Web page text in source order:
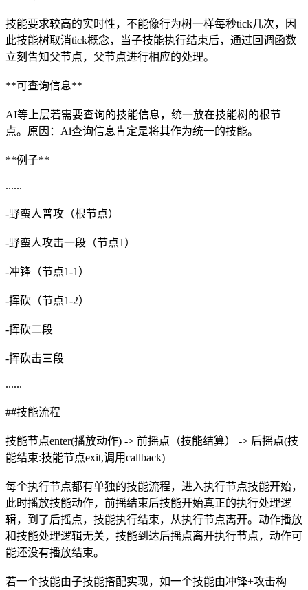
技能要求较高的实时性，不能像行为树一样每秒tick几次，因
此技能树取消tick概念，当子技能执行结束后，通过回调函数
立刻告知父节点，父节点进行相应的处理。
**可查询信息**
AI等上层若需要查询的技能信息，统一放在技能树的根节
点。原因：Ai查询信息肯定是将其作为统一的技能。
**例子**
......
-野蛮人普攻（根节点）
-野蛮人攻击一段（节点1）
-冲锋（节点1-1）
-挥砍（节点1-2）
-挥砍二段
-挥砍击三段
......
##技能流程
技能节点enter(播放动作) -> 前摇点（技能结算） -> 后摇点(技
能结束:技能节点exit,调用callback)
每个执行节点都有单独的技能流程，进入执行节点技能开始，
此时播放技能动作，前摇结束后技能开始真正的执行处理逻
辑，到了后摇点，技能执行结束，从执行节点离开。动作播放
和技能处理逻辑无关，技能到达后摇点离开执行节点，动作可
能还没有播放结束。
若一个技能由子技能搭配实现，如一个技能由冲锋+攻击构